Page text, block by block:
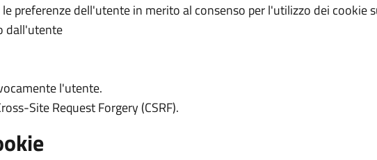
preferenze dell'utente in merito al consenso per l'utilizzo dei cookie
dall'utente
l'utente.
Site Request Forgery (CSRF).